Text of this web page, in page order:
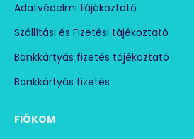
Adatvédelmi tájékoztató
Szállítási és Fizetési tájékoztató
Bankkártyás fizetés tájékoztató
Bankkártyás fizetés
FIÓKOM